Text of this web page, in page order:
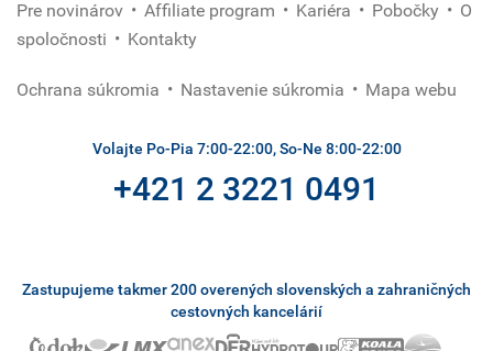
bájna
Atlantída.
Pre novinárov Affiliate program Kariéra Pobočky
O
spoločnosti
Kontakty
Ochrana súkromia Nastavenie súkromia Mapa webu
Volajte Po-Pia 7:00-22:00, So-Ne 8:00-22:00
+421 2 3221 0491
Zastupujeme takmer 200 overených slovenských a zahraničných
cestovných kancelárií